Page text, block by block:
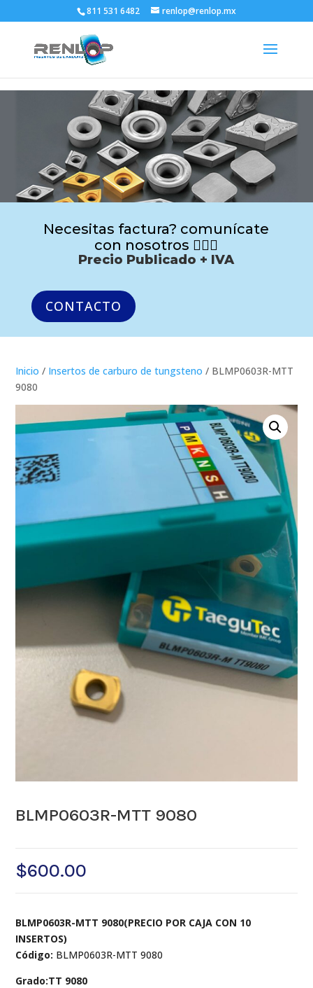
811 531 6482 renlop@renlop.mx
Necesitas factura? comunícate
con nosotros 🙋🏻‍♂️
Precio Publicado + IVA
CONTACTO
Inicio / Insertos de carburo de tungsteno / BLMP0603R-MTT
9080
BLMP0603R-MTT 9080
$600.00
BLMP0603R-MTT 9080(PRECIO POR CAJA CON 10
INSERTOS)
Código: BLMP0603R-MTT 9080
Grado:TT 9080